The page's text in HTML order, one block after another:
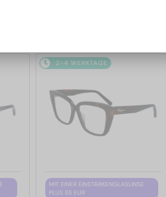
2-4 WERKTAGE
MIT EINER EINSTÄRKENGLASLINSE
PLUS 65 EUR